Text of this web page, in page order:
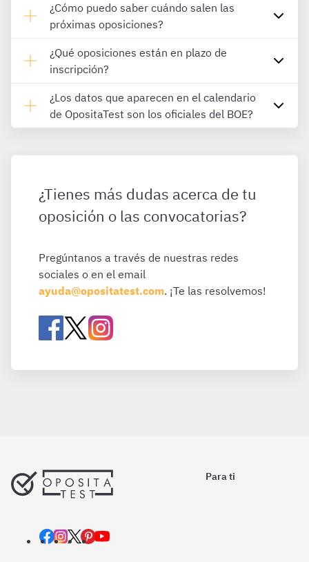
¿Cómo puedo saber cuándo salen las
próximas oposiciones?
¿Qué oposiciones están en plazo de
inscripción?
¿Los datos que aparecen en el calendario
de OpositaTest son los oficiales del BOE?
¿Tienes más dudas acerca de tu
oposición o las convocatorias?
Pregúntanos a través de nuestras redes
sociales o en el email
ayuda@opositatest.com. ¡Te las resolvemos!
Para ti